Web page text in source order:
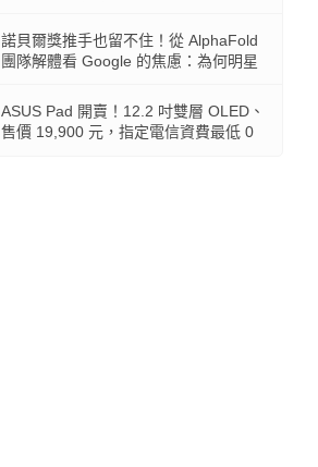
諾貝爾獎推手也留不住！從 AlphaFold
團隊解體看 Google 的焦慮：為何明星
ASUS Pad 開賣！12.2 吋雙層 OLED、
售價 19,900 元，指定電信資費最低 0